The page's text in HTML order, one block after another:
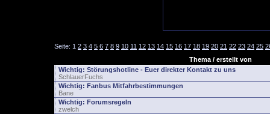
Seite: 1 2 3 4 5 6 7 8 9 10 11 12 13 14 15 16 17 18 19 20 21 22 23 24 25
Thema / erstellt von
Wichtig: Störungshotline - Euer direkter Kontakt zu uns
SchlauerFuchs
Wichtig: Fanbus Mitfahrbestimmungen
Bane
Wichtig: Forumsregeln
zwelch